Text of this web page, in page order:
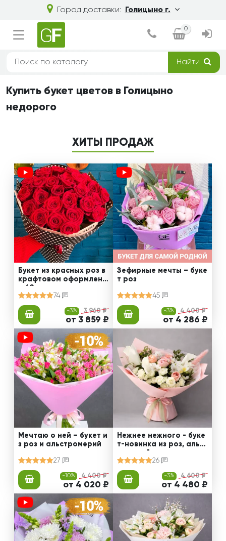
Город доставки: Голицыно г.
0
Найти
Купить букет цветов в Голицыно
недорого
ХИТЫ ПРОДАЖ
Букет из красных роз в
крафтовом оформлени
и 60 см
74
-3% 3 960 ₽
от 3 859 ₽
Зефирные мечты – буке
т роз
45
-3% 4 400 ₽
от 4 286 ₽
Мечтаю о ней – букет и
з роз и альстромерий
27
-10% 4 400 ₽
от 4 020 ₽
Нежнее нежного - буке
т-новинка из роз, альст
ромерий и калл
26
-3% 4 600 ₽
от 4 480 ₽